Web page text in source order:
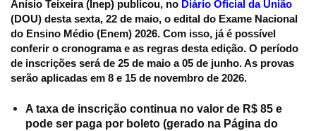
Anísio Teixeira(Inep) publicou, no Diário Oficial da União
(DOU) desta sexta, 22 de maio, o edital do Exame Nacional
do Ensino Médio (Enem) 2026. Com isso, já é possível
conferir o cronograma e as regras desta edição. O período
de inscrições será de 25 de maio a 05 de junho. As provas
serão aplicadas em 8 e 15 de novembro de 2026.
A taxa de inscrição continua no valor de R$ 85 e
pode ser paga por boleto (gerado na Página do